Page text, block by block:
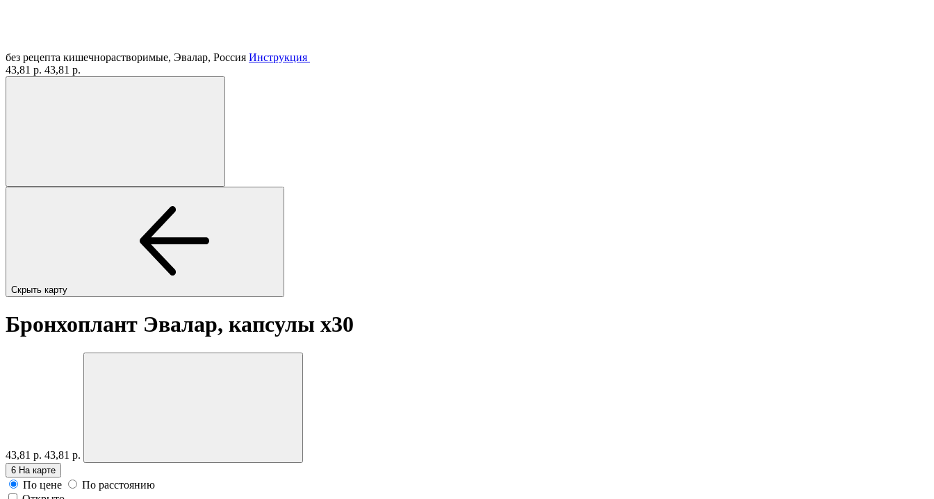
без рецепта кишечнорастворимые, Эвалар, Россия Инструкция
43,81 р. 43,81 р.
Скрыть карту
Бронхоплант Эвалар, капсулы x30
43,81 р. 43,81 р.
6 На карте
По цене
По расстоянию